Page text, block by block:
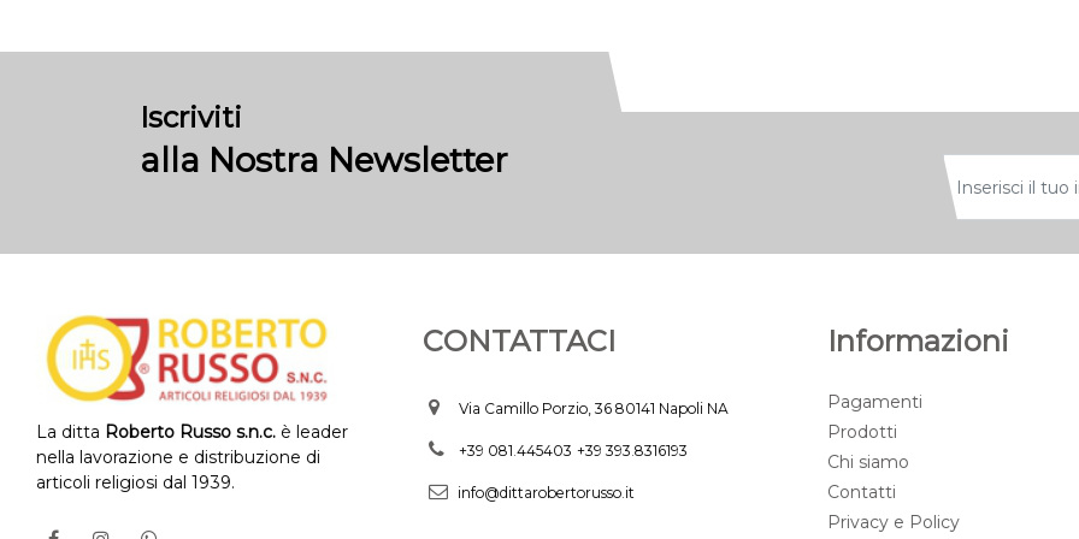
Iscriviti
alla Nostra Newsletter
La ditta Roberto Russo s.n.c. è leader
nella lavorazione e distribuzione di
articoli religiosi dal 1939.
CONTATTACI
Via Camillo Porzio, 36 80141 Napoli NA
+39 081.445403 +39 393.8316193
info@dittarobertorusso.it
Informazioni
Pagamenti
Prodotti
Chi siamo
Contatti
Privacy e Policy